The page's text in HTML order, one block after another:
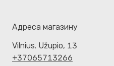
Адреса магазину
Vilnius. Užupio, 13
+37065713266